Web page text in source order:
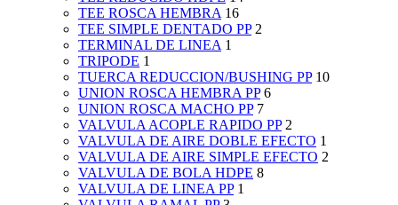
TEE ROSCA HEMBRA 16
TEE SIMPLE DENTADO PP 2
TERMINAL DE LINEA 1
TRIPODE 1
TUERCA REDUCCION/BUSHING PP 10
UNION ROSCA HEMBRA PP 6
UNION ROSCA MACHO PP 7
VALVULA ACOPLE RAPIDO PP 2
VALVULA DE AIRE DOBLE EFECTO 1
VALVULA DE AIRE SIMPLE EFECTO 2
VALVULA DE BOLA HDPE 8
VALVULA DE LINEA PP 1